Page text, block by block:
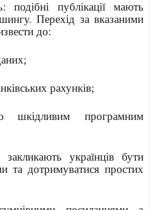
подібні публікації мають
Перехід за вказаними
до:
рахунків;
шкідливим програмним
українців бути
та дотримуватися простих